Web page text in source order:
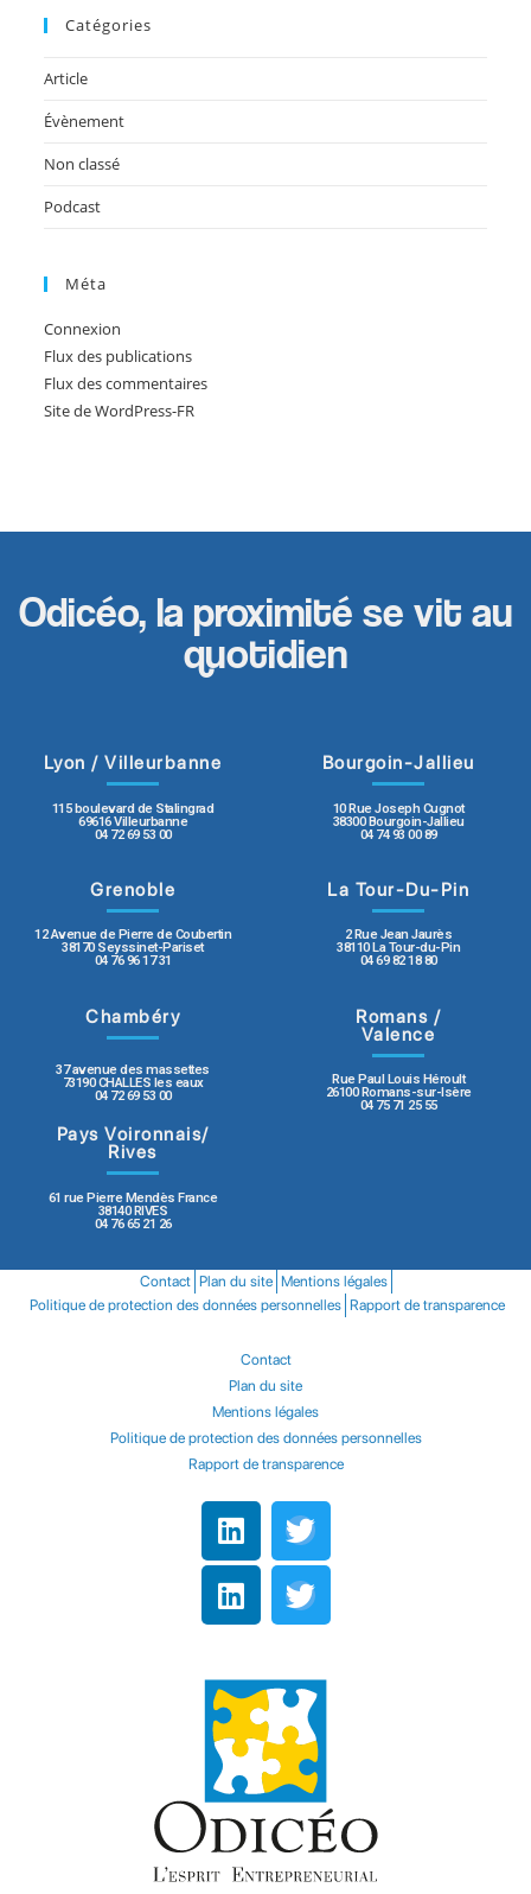
Catégories
Article
Évènement
Non classé
Podcast
Méta
Connexion
Flux des publications
Flux des commentaires
Site de WordPress-FR
Odicéo, la proximité se vit au
quotidien
Lyon / Villeurbanne
115 boulevard de Stalingrad
69616 Villeurbanne
04 72 69 53 00
Bourgoin-Jallieu
10 Rue Joseph Cugnot
38300 Bourgoin-Jallieu
04 74 93 00 89
Grenoble
12 Avenue de Pierre de Coubertin
38170 Seyssinet-Pariset
04 76 96 17 31
La Tour-Du-Pin
2 Rue Jean Jaurès
38110 La Tour-du-Pin
04 69 82 18 80
Chambéry
37 avenue des massettes
73190 CHALLES les eaux
04 72 69 53 00
Romans /
Valence
Rue Paul Louis Héroult
26100 Romans-sur-Isère
04 75 71 25 55
Pays Voironnais/
Rives
61 rue Pierre Mendès France
38140 RIVES
04 76 65 21 26
Contact Plan du site Mentions légales
Politique de protection des données personnelles Rapport de transparence
Contact
Plan du site
Mentions légales
Politique de protection des données personnelles
Rapport de transparence